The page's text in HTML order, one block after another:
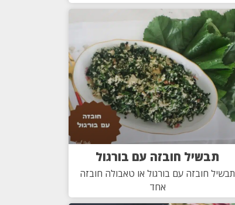
תבשיל חובזה עם בורגול
תבשיל חובזה עם בורגול או טאבולה חובזה
אחד